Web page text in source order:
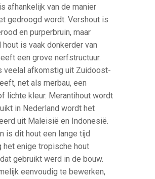
afhankelijk van de manier
gedroogd wordt. Vershout is
en purperbruin, maar
is vaak donkerder van
een grove nerfstructuur.
veelal afkomstig uit Zuidoost-
net als merbau, een
lichte kleur. Merantihout wordt
in Nederland wordt het
uit Maleisië en Indonesië.
is dit hout een lange tijd
het enige tropische hout
gebruikt werd in de bouw.
eenvoudig te bewerken,